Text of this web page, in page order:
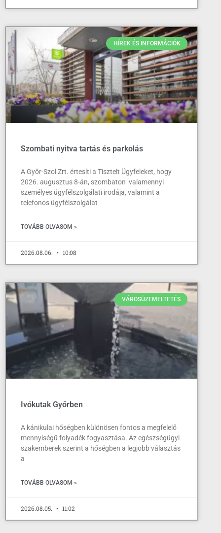
HÍREK ÉS INFORMÁCIÓK
Szombati nyitva tartás és parkolás
A Győr-Szol Zrt. értesíti a Tisztelt Ügyfeleket, hogy
2026. augusztus 8-án, szombaton valamennyi
személyes ügyfélszolgálati irodája, valamint a
telefonos ügyfélszolgálat
TOVÁBB OLVASOM »
2026.08.06. 10:08
VÁROSÜZEMELTETÉS
Ivókutak Győrben
A kánikulai hőségben különösen fontos a megfelelő
mennyiségű folyadék fogyasztása. Az egészségügyi
szakemberek szerint a hőségben a legjobb választás
a
TOVÁBB OLVASOM »
2026.08.05. 11:02